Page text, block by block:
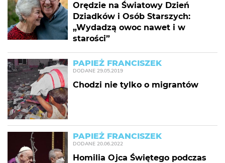
Orędzie na Światowy Dzień
Dziadków i Osób Starszych:
„Wydadzą owoc nawet i w
starości”
PAPIEŻ FRANCISZEK
DODANE 29.05.2019
Chodzi nie tylko o migrantów
PAPIEŻ FRANCISZEK
DODANE 20.06.2022
Homilia Ojca Świętego podczas